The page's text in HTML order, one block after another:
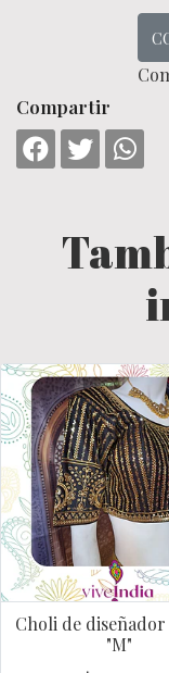
Compartir
Choli de
"M"